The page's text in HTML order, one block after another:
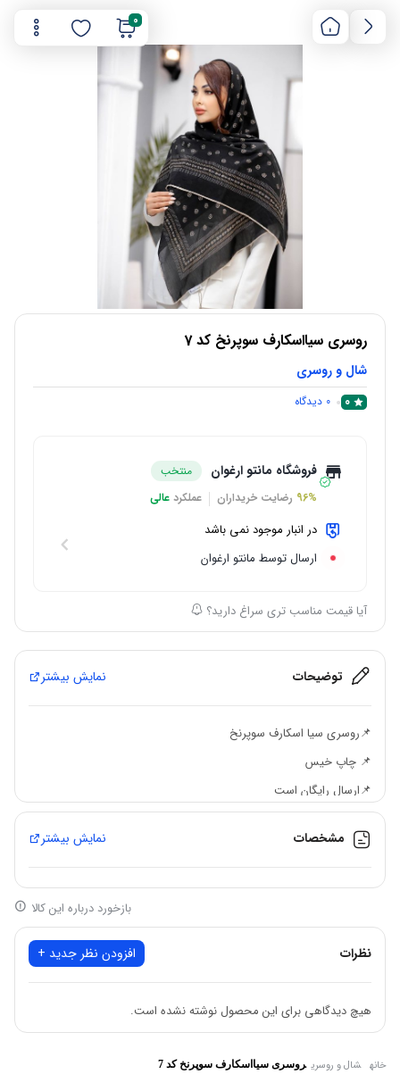
0
روسری سیااسکارف سوپرنخ کد 7
شال و روسری
0
0 دیدگاه
فروشگاه مانتو ارغوان
منتخب
96% رضایت خریداران عملکرد عالی
در انبار موجود نمی باشد
ارسال توسط مانتو ارغوان
آیا قیمت مناسب تری سراغ دارید؟
توضیحات نمایش بیشتر
📌روسری سیا اسکارف سوپرنخ
📌 چاپ خیس
📌ارسال رایگان است
📌 قواره 140
مشخصات نمایش بیشتر
بازخورد درباره این کالا
نظرات افزودن نظر جدید +
هیچ دیدگاهی برای این محصول نوشته نشده است.
خانه شال و روسری روسری سیااسکارف سوپرنخ کد 7